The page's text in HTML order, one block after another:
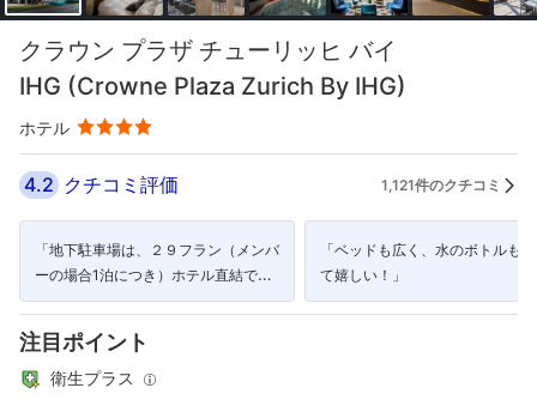
クラウン プラザ チューリッヒ バイ
IHG (Crowne Plaza Zurich By IHG)
ホテル
4.2 クチコミ評価 1,121件のクチコミ
「地下駐車場は、２９フラン（メンバ
ーの場合1泊につき）ホテル直結でガ
レージの方が安心です。」
「ベッドも広く、水のボトルも
て嬉しい！」
注目ポイント
衛生プラス